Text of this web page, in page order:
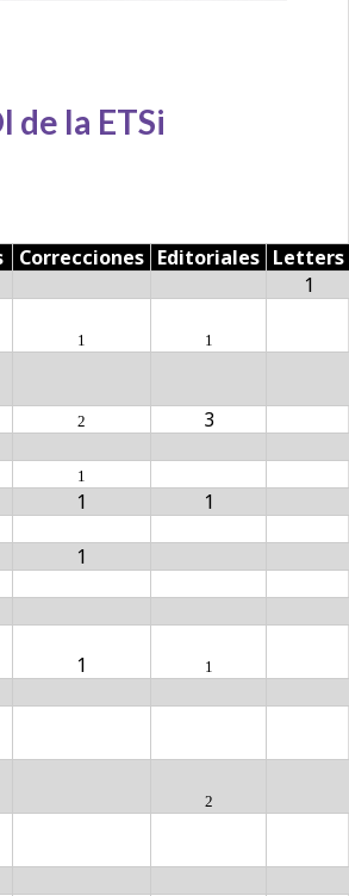
la ETSi
Correcciones Editoriales Letters
1
1 1
2
3
1
1
1
1
1 1
2